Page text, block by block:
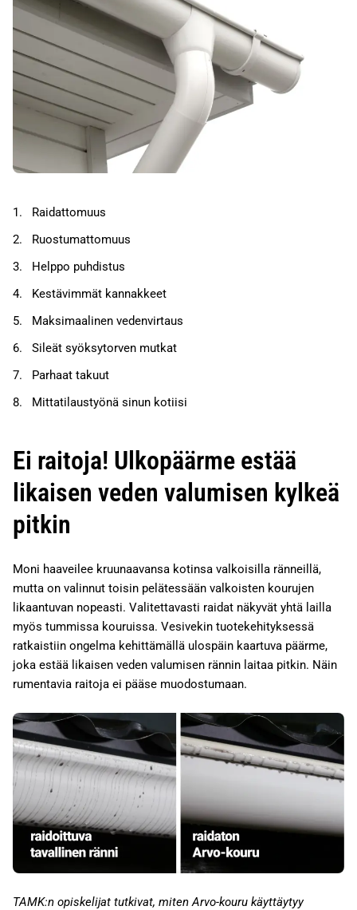
Raidattomuus
Ruostumattomuus
Helppo puhdistus
Kestävimmät kannakkeet
Maksimaalinen vedenvirtaus
Sileät syöksytorven mutkat
Parhaat takuut
Mittatilaustyönä sinun kotiisi
Ei raitoja! Ulkopäärme estää
likaisen veden valumisen kylkeä
pitkin
Moni haaveilee kruunaavansa kotinsa valkoisilla ränneillä,
mutta on valinnut toisin pelätessään valkoisten kourujen
likaantuvan nopeasti. Valitettavasti raidat näkyvät yhtä lailla
myös tummissa kouruissa. Vesivekin tuotekehityksessä
ratkaistiin ongelma kehittämällä ulospäin kaartuva päärme,
joka estää likaisen veden valumisen rännin laitaa pitkin. Näin
rumentavia raitoja ei pääse muodostumaan.
TAMK:n opiskelijat tutkivat, miten Arvo-kouru käyttäytyy